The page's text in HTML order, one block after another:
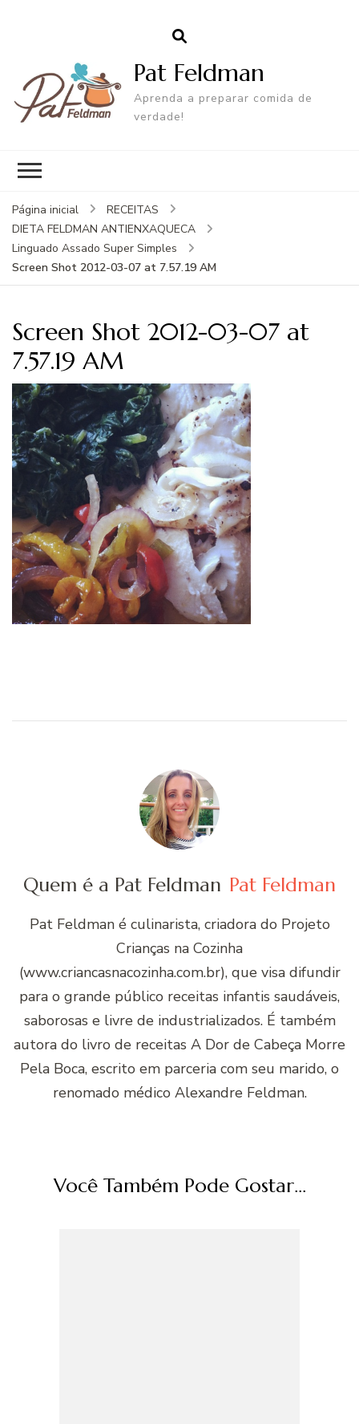
Pat Feldman
Aprenda a preparar comida de
verdade!
Página inicial
RECEITAS
DIETA FELDMAN ANTIENXAQUECA
Linguado Assado Super Simples
Screen Shot 2012-03-07 at 7.57.19 AM
Screen Shot 2012-03-07 at
7.57.19 AM
Quem é a Pat Feldman Pat Feldman
Pat Feldman é culinarista, criadora do Projeto
Crianças na Cozinha
(www.criancasnacozinha.com.br), que visa difundir
para o grande público receitas infantis saudáveis,
saborosas e livre de industrializados. É também
autora do livro de receitas A Dor de Cabeça Morre
Pela Boca, escrito em parceria com seu marido, o
renomado médico Alexandre Feldman.
Você Também Pode Gostar...